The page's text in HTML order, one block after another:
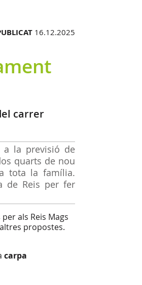
16.12.2025
carrer
a la previsió de
quarts de nou
tota la família.
de Reis per fer
als Reis Mags
propostes.
carpa